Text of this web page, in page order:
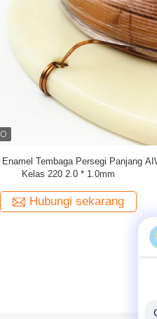
berkualitas tinggi datar enamel
persegi panjang kawat tembaga
Hubungi sekarang